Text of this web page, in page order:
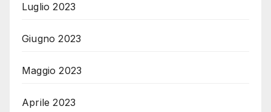
Luglio 2023
Giugno 2023
Maggio 2023
Aprile 2023